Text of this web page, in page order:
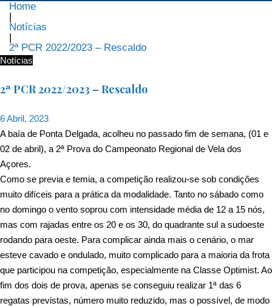
Home
|
Notícias
|
2ª PCR 2022/2023 – Rescaldo
Notícias
2ª PCR 2022/2023 – Rescaldo
6 Abril, 2023
A baía de Ponta Delgada, acolheu no passado fim de semana, (01 e
02 de abril), a 2ª Prova do Campeonato Regional de Vela dos
Açores.
Como se previa e temia, a competição realizou-se sob condições
muito difíceis para a prática da modalidade. Tanto no sábado como
no domingo o vento soprou com intensidade média de 12 a 15 nós,
mas com rajadas entre os 20 e os 30, do quadrante sul a sudoeste
rodando para oeste. Para complicar ainda mais o cenário, o mar
esteve cavado e ondulado, muito complicado para a maioria da frota
que participou na competição, especialmente na Classe Optimist. Ao
fim dos dois de prova, apenas se conseguiu realizar 1ª das 6
regatas previstas, número muito reduzido, mas o possível, de modo